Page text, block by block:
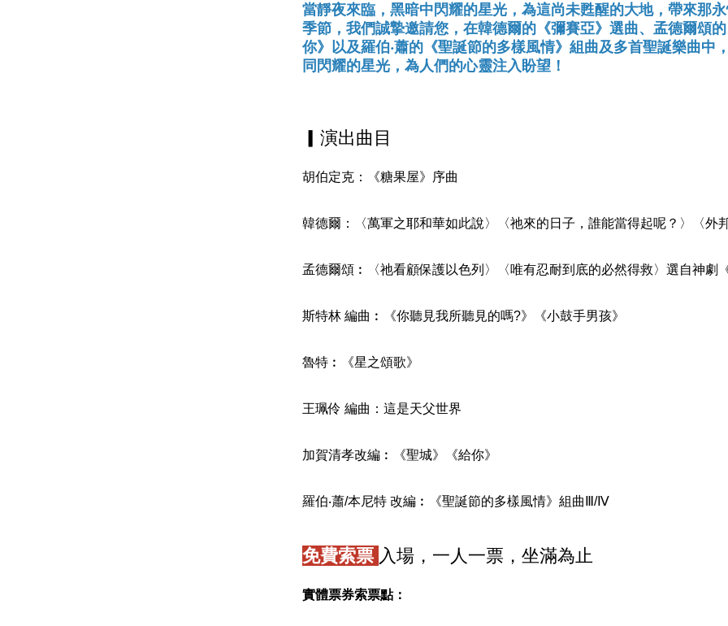
當靜夜來臨，黑暗中閃耀的星光，為這尚未甦醒的大地，帶來那
季節，我們誠摯邀請您，在韓德爾的《彌賽亞》選曲、孟德爾頌
你》以及羅伯‧蕭的《聖誕節的多樣風情》組曲及多首聖誕樂曲中
同閃耀的星光，為人們的心靈注入盼望！
▎演出曲目
胡伯定克：《糖果屋》序曲
韓德爾：〈萬軍之耶和華如此說〉〈祂來的日子，誰能當得起呢？〉〈外
孟德爾頌︰〈祂看顧保護以色列〉〈唯有忍耐到底的必然得救〉選自神劇
斯特林 編曲︰《你聽見我所聽見的嗎?》《小鼓手男孩》
魯特︰《星之頌歌》
王珮伶 編曲：這是天父世界
加賀清孝改編︰《聖城》《給你》
羅伯‧蕭/本尼特 改編︰《聖誕節的多樣風情》組曲Ⅲ/Ⅳ
免費索票 入場，一人一票，坐滿為止
實體票券索票點：